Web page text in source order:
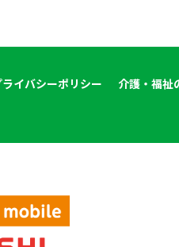
ライバシーポリシー 介護・福祉